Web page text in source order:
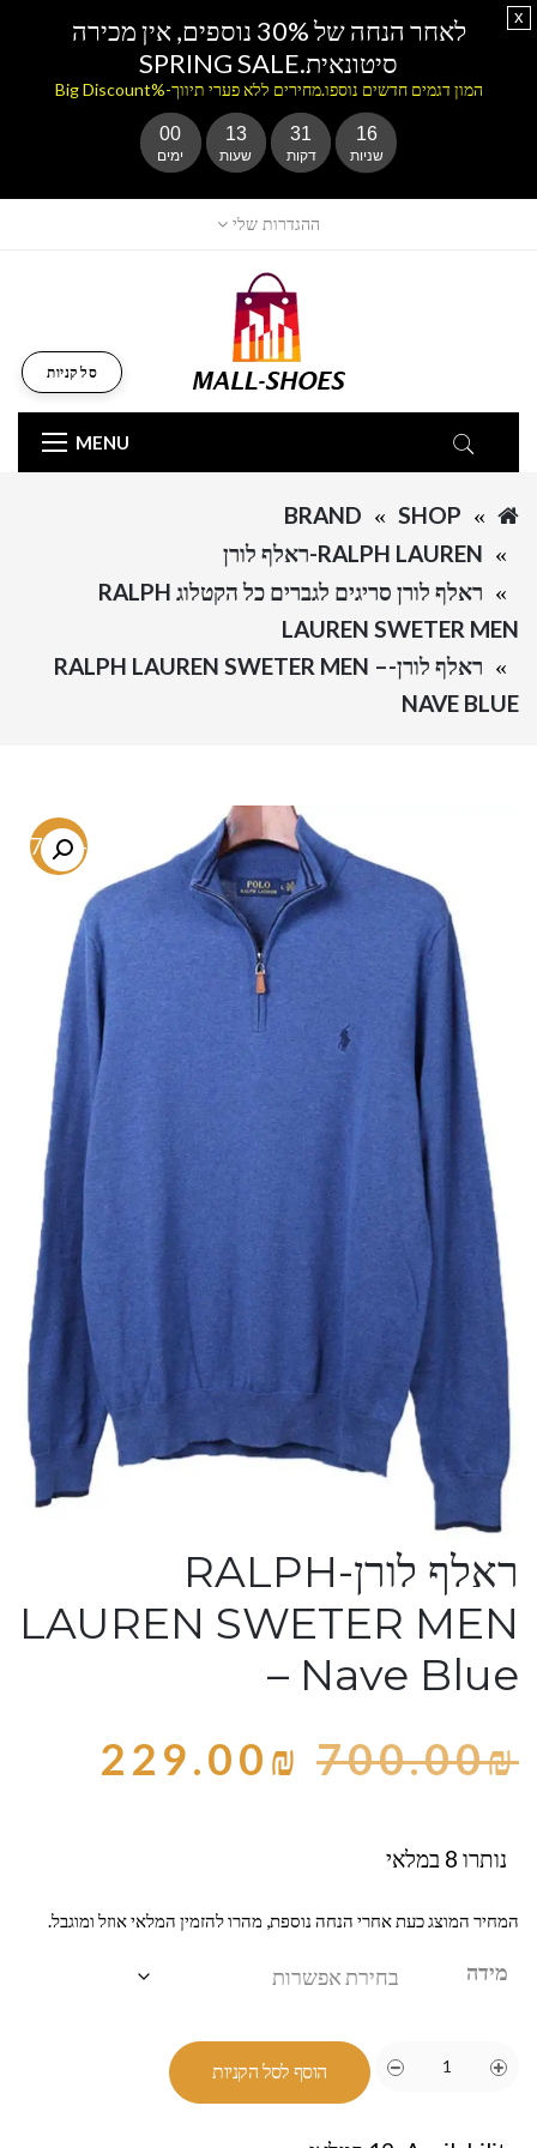
ההגדרות שלי
MENU
סל קניות
SHOP
BRAND
RALPH LAUREN-ראלף לורן
ראלף לורן סריגים לגברים כל הקטלוג RALPH
LAUREN SWETER MEN
ראלף לורן-RALPH LAUREN SWETER MEN –
NAVE BLUE
-67.3%
ראלף לורן-RALPH
LAUREN SWETER MEN
– Nave Blue
700.00₪
229.00₪
נותרו 8 במלאי
המחיר המוצג כעת אחרי הנחה נוספת, מהרו להזמין המלאי אוזל ומוגבל.
מידה
הוסף לסל הקניות
לאחר הנחה של 30% נוספים, אין מכירה
סיטונאית.SPRING SALE
המון דגמים חדשים נוספו.מחירים ללא פערי תיווך-%Big Discount
00
ימים
13
שעות
31
דקות
16
שניות
x